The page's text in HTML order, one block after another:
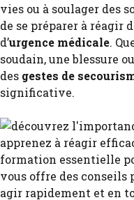
vies ou à soulager des
de se préparer à réagir
d’urgence médicale.
soudain, une blessure
des gestes de
significative.